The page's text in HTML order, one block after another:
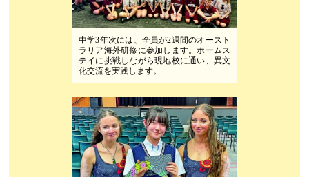
中学3年次には、全員が2週間のオースト
ラリア海外研修に参加します。ホームス
テイに挑戦しながら現地校に通い、異文
化交流を実践します。